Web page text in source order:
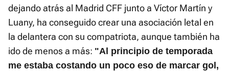
dejando atrás al Madrid CFF junto a Víctor Martín y
Luany, ha conseguido crear una asociación letal en
la delantera con su compatriota, aunque también ha
ido de menos a más: "Al principio de temporada
me estaba costando un poco eso de marcar gol,